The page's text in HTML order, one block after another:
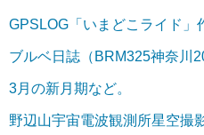
GPSLOG「いまどこライド」
ブルベ日誌（BRM325神奈川
3月の新月期など。
野辺山宇宙電波観測所星空撮